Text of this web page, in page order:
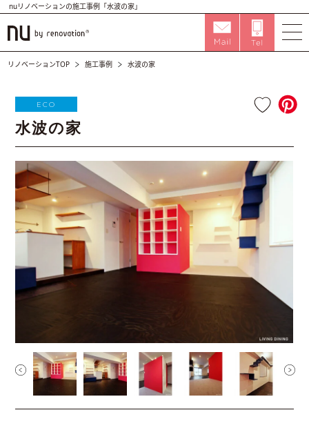
nuリノベーションの施工事例「水波の家」
リノベーションTOP 施工事例 水波の家
ECO
水波の家